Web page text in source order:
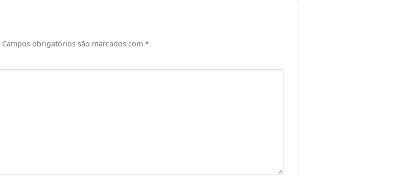
Campos obrigatórios são marcados com *